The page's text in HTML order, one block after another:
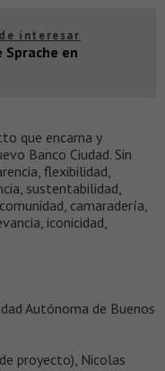
interesar
Sprache en
que encarna y
Banco Ciudad. Sin
flexibilidad,
sustentabilidad,
camaradería,
iconicidad,
Autónoma de Buenos
proyecto), Nicolas